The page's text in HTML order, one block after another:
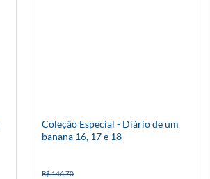
Coleção Especial - Diário de um
banana 16, 17 e 18
R$ 146,70